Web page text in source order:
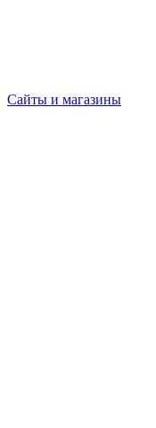
Сайты и магазины